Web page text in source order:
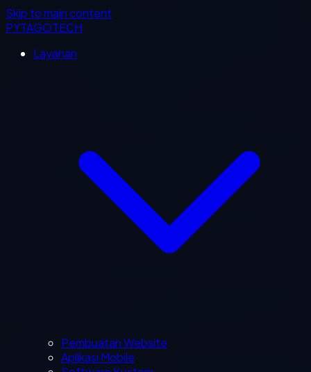
Skip to main content
PYTAGOTECH
Layanan
Pembuatan Website
Aplikasi Mobile